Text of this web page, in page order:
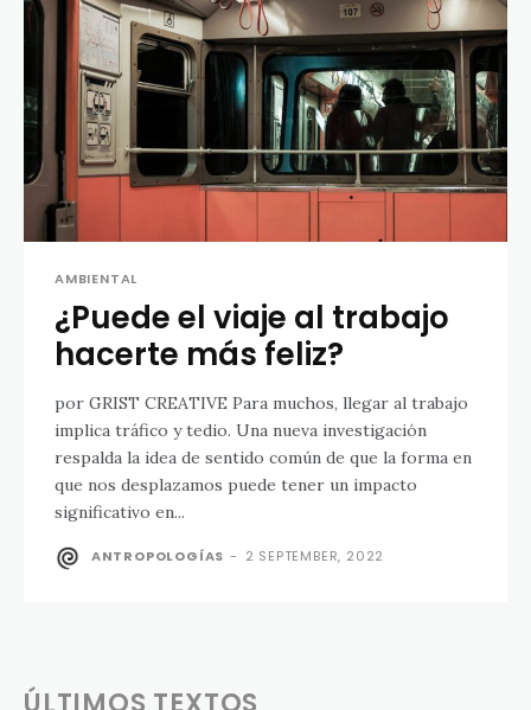
AMBIENTAL
¿Puede el viaje al trabajo
hacerte más feliz?
por GRIST CREATIVE Para muchos, llegar al trabajo
implica tráfico y tedio. Una nueva investigación
respalda la idea de sentido común de que la forma en
que nos desplazamos puede tener un impacto
significativo en...
ANTROPOLOGÍAS - 2 SEPTEMBER, 2022